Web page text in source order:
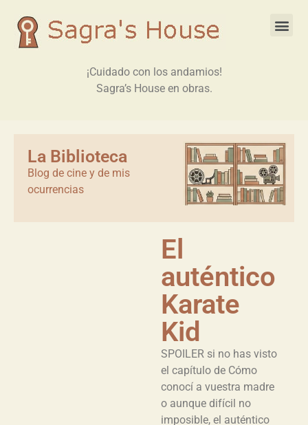
¡Cuidado con los andamios!
Sagra’s House en obras.
La Biblioteca
Blog de cine y de mis
ocurrencias
El
auténtico
Karate
Kid
SPOILER si no has visto
el capítulo de Cómo
conocí a vuestra madre
o aunque difícil no
imposible, el auténtico